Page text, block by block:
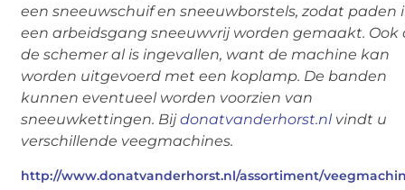
een sneeuwschuif en sneeuwborstels, zodat paden
een arbeidsgang sneeuwvrij worden gemaakt. Ook
de schemer al is ingevallen, want de machine kan
worden uitgevoerd met een koplamp. De banden
kunnen eventueel worden voorzien van
sneeuwkettingen. Bijdonatvanderhorst.nlvindt u
verschillende veegmachines.
http://www.donatvanderhorst.nl/assortiment/